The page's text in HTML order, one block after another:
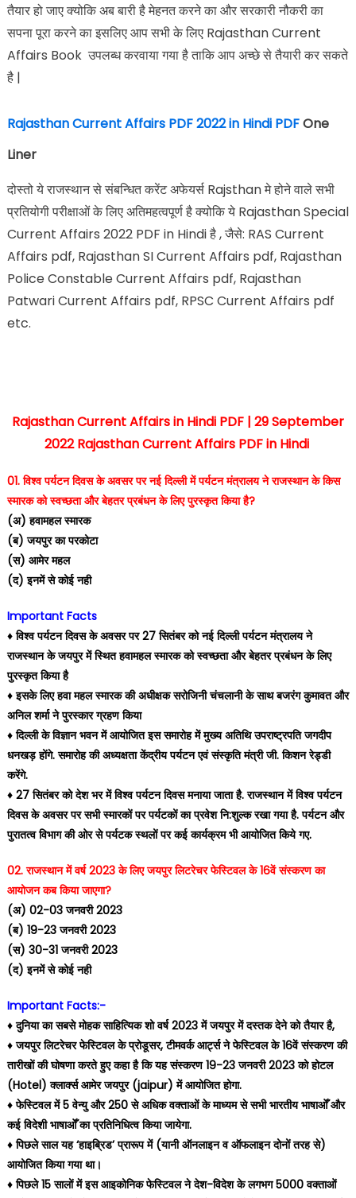
तैयार हो जाए क्योकि अब बारी है मेहनत करने का और सरकारी नौकरी का
सपना पूरा करने का इसलिए आप सभी के लिए Rajasthan Current
Affairs Book उपलब्ध करवाया गया है ताकि आप अच्छे से तैयारी कर सकते
है |
Rajasthan Current Affairs PDF 2022 in Hindi PDFOne
Liner
दोस्तो ये राजस्थान से संबन्धित करेंट अफेयर्स Rajsthan मे होने वाले सभी
प्रतियोगी परीक्षाओं के लिए अतिमहत्वपूर्ण है क्योकि ये Rajasthan Special
Current Affairs 2022 PDF in Hindi है , जैसे: RAS Current
Affairs pdf, Rajasthan SI Current Affairs pdf, Rajasthan
Police Constable Current Affairs pdf, Rajasthan
Patwari Current Affairs pdf, RPSC Current Affairs pdf
etc.
Rajasthan Current Affairs in Hindi PDF | 29 September
2022 Rajasthan Current Affairs PDF in Hindi
01. विश्व पर्यटन दिवस के अवसर पर नई दिल्ली में पर्यटन मंत्रालय ने राजस्थान के किस
स्मारक को स्वच्छता और बेहतर प्रबंधन के लिए पुरस्कृत किया है?
(अ) हवामहल स्मारक
(ब) जयपुर का परकोटा
(स) आमेर महल
(द) इनमें से कोई नही
Important Facts
♦️ विश्व पर्यटन दिवस के अवसर पर 27 सितंबर को नई दिल्ली पर्यटन मंत्रालय ने
राजस्थान के जयपुर में स्थित हवामहल स्मारक को स्वच्छता और बेहतर प्रबंधन के लिए
पुरस्कृत किया है
♦️ इसके लिए हवा महल स्मारक की अधीक्षक सरोजिनी चंचलानी के साथ बजरंग कुमावत और
अनिल शर्मा ने पुरस्कार ग्रहण किया
♦️ दिल्ली के विज्ञान भवन में आयोजित इस समारोह में मुख्य अतिथि उपराष्ट्रपति जगदीप
धनखड़ होंगे. समारोह की अध्यक्षता केंद्रीय पर्यटन एवं संस्कृति मंत्री जी. किशन रेड्डी
करेंगे.
♦️ 27 सितंबर को देश भर में विश्व पर्यटन दिवस मनाया जाता है. राजस्थान में विश्व पर्यटन
दिवस के अवसर पर सभी स्मारकों पर पर्यटकों का प्रवेश नि:शुल्क रखा गया है. पर्यटन और
पुरातत्व विभाग की ओर से पर्यटक स्थलों पर कई कार्यक्रम भी आयोजित किये गए.
02. राजस्थान में वर्ष 2023 के लिए जयपुर लिटरेचर फेस्टिवल के 16वें संस्करण का
आयोजन कब किया जाएगा?
(अ) 02-03 जनवरी 2023
(ब) 19-23 जनवरी 2023
(स) 30-31 जनवरी 2023
(द) इनमें से कोई नही
Important Facts:-
♦️ दुनिया का सबसे मोहक साहित्यिक शो वर्ष 2023 में जयपुर में दस्तक देने को तैयार है,
♦️ जयपुर लिटरेचर फेस्टिवल के प्रोडूसर, टीमवर्क आर्ट्स ने फेस्टिवल के 16वें संस्करण की
तारीखों की घोषणा करते हुए कहा है कि यह संस्करण 19-23 जनवरी 2023 को होटल
(Hotel) क्लार्क्स आमेर जयपुर (jaipur) में आयोजित होगा.
♦️ फेस्टिवल में 5 वेन्यु और 250 से अधिक वक्ताओं के माध्यम से सभी भारतीय भाषाओँ और
कई विदेशी भाषाओँ का प्रतिनिधित्व किया जायेगा.
♦️ पिछले साल यह ‘हाइब्रिड’ प्रारूप में (यानी ऑनलाइन व ऑफलाइन दोनों तरह से)
आयोजित किया गया था।
♦️ पिछले 15 सालों में इस आइकोनिक फेस्टिवल ने देश-विदेश के लगभग 5000 वक्ताओं